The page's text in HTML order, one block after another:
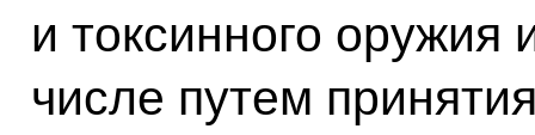
и токсинного оружия
числе путем